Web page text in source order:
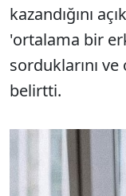
kazandığını
'ortalama bir
sorduklarını ve
belirtti.